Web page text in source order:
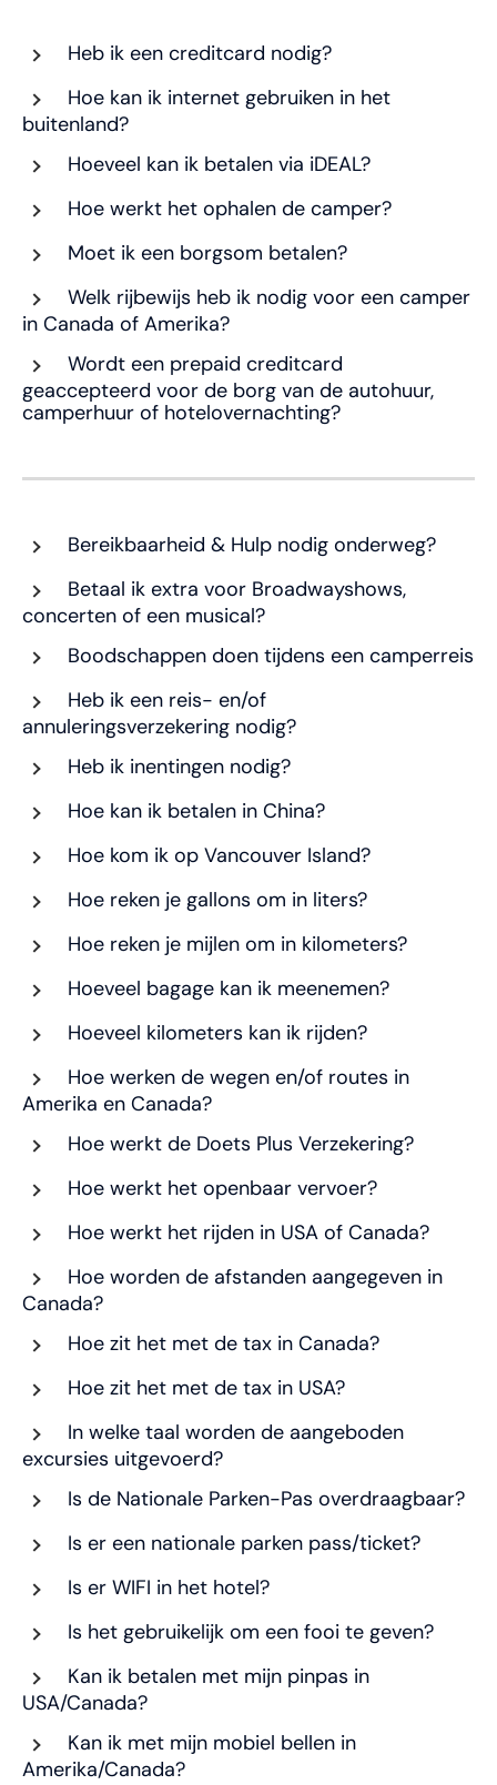
Heb ik een creditcard nodig?
Hoe kan ik internet gebruiken in het
buitenland?
Hoeveel kan ik betalen via iDEAL?
Hoe werkt het ophalen de camper?
Moet ik een borgsom betalen?
Welk rijbewijs heb ik nodig voor een camper
in Canada of Amerika?
Wordt een prepaid creditcard
geaccepteerd voor de borg van de autohuur,
camperhuur of hotelovernachting?
Bereikbaarheid & Hulp nodig onderweg?
Betaal ik extra voor Broadwayshows,
concerten of een musical?
Boodschappen doen tijdens een camperreis
Heb ik een reis- en/of
annuleringsverzekering nodig?
Heb ik inentingen nodig?
Hoe kan ik betalen in China?
Hoe kom ik op Vancouver Island?
Hoe reken je gallons om in liters?
Hoe reken je mijlen om in kilometers?
Hoeveel bagage kan ik meenemen?
Hoeveel kilometers kan ik rijden?
Hoe werken de wegen en/of routes in
Amerika en Canada?
Hoe werkt de Doets Plus Verzekering?
Hoe werkt het openbaar vervoer?
Hoe werkt het rijden in USA of Canada?
Hoe worden de afstanden aangegeven in
Canada?
Hoe zit het met de tax in Canada?
Hoe zit het met de tax in USA?
In welke taal worden de aangeboden
excursies uitgevoerd?
Is de Nationale Parken-Pas overdraagbaar?
Is er een nationale parken pass/ticket?
Is er WIFI in het hotel?
Is het gebruikelijk om een fooi te geven?
Kan ik betalen met mijn pinpas in
USA/Canada?
Kan ik met mijn mobiel bellen in
Amerika/Canada?